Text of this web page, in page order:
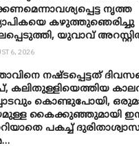
നൃത്ത
കഴുത്തുഞെരിച്ചു
യുവാവ്
6, 2026
നഷ്ടപ്പെട്ടത്
കലിതുള്ളിയെത്തിയ
കൊണ്ടുപോയി,
കൈക്കുഞ്ഞുമായി
പകച്ച്